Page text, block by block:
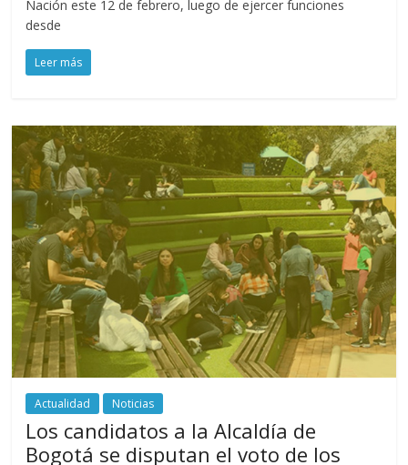
Nación este 12 de febrero, luego de ejercer funciones
desde
Leer más
Actualidad Noticias
Los candidatos a la Alcaldía de
Bogotá se disputan el voto de los